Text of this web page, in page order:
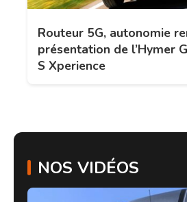
Routeur 5G, autonomie
présentation de l’Hymer
S Xperience
NOS VIDÉOS